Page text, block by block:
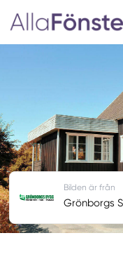
Bilden är från
Grönborgs